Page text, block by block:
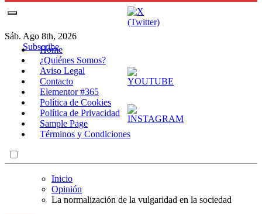
Sáb. Ago 8th, 2026
Subscribe
Home
¿Quiénes Somos?
Aviso Legal
Contacto
Elementor #365
Política de Cookies
Política de Privacidad
Sample Page
Términos y Condiciones
Inicio
Opinión
La normalización de la vulgaridad en la sociedad